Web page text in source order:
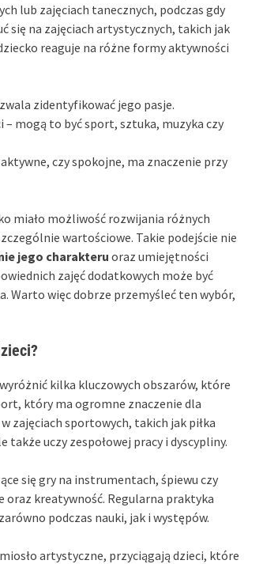
lub zajęciach tanecznych, podczas gdy
się na zajęciach artystycznych, takich jak
reaguje na różne formy aktywności
zidentyfikować jego pasje.
– mogą to być sport, sztuka, muzyka czy
czy spokojne, ma znaczenie przy
miało możliwość rozwijania różnych
wartościowe. Takie podejście nie
jego charakteruoraz umiejętności
zajęć dodatkowych może być
Warto więc dobrze przemyśleć ten wybór,
kilka kluczowych obszarów, które
który ma ogromne znaczenie dla
zajęciach sportowych, takich jak piłka
uczy zespołowej pracy i dyscypliny.
się gry na instrumentach, śpiewu czy
kreatywność. Regularna praktyka
podczas nauki, jak i występów.
artystyczne, przyciągają dzieci, które